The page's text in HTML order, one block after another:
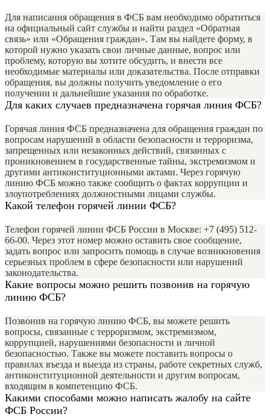
Для написания обращения в ФСБ вам необходимо обратиться
на официальный сайт службы и найти раздел «Обратная
связь» или «Обращения граждан». Там вы найдете форму, в
которой нужно указать свои личные данные, вопрос или
проблему, которую вы хотите обсудить, и внести все
необходимые материалы или доказательства. После отправки
обращения, вы должны получить уведомление о его
получении и дальнейшие указания по обработке.
Для каких случаев предназначена горячая линия ФСБ?
Горячая линия ФСБ предназначена для обращения граждан по
вопросам нарушений в области безопасности и терроризма,
запрещенных или незаконных действий, связанных с
проникновением в государственные тайны, экстремизмом и
другими антиконституционными актами. Через горячую
линию ФСБ можно также сообщить о фактах коррупции и
злоупотреблениях должностными лицами службы.
Какой телефон горячей линии ФСБ?
Телефон горячей линии ФСБ России в Москве: +7 (495) 512-
66-00. Через этот номер можно оставить свое сообщение,
задать вопрос или запросить помощь в случае возникновения
серьезных проблем в сфере безопасности или нарушений
законодательства.
Какие вопросы можно решить позвонив на горячую
линию ФСБ?
Позвонив на горячую линию ФСБ, вы можете решить
вопросы, связанные с терроризмом, экстремизмом,
коррупцией, нарушениями безопасности и личной
безопасностью. Также вы можете поставить вопросы о
правилах въезда и выезда из страны, работе секретных служб,
антиконституционной деятельности и другим вопросам,
входящим в компетенцию ФСБ.
Какими способами можно написать жалобу на сайте
ФСБ России?